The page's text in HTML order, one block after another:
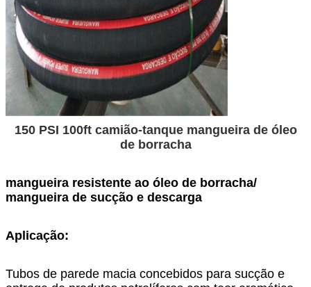
150 PSI 100ft camião-tanque mangueira de óleo
de borracha
mangueira resistente ao óleo de borracha/
mangueira de sucção e descarga
Aplicação:
Tubos de parede macia concebidos para sucção e